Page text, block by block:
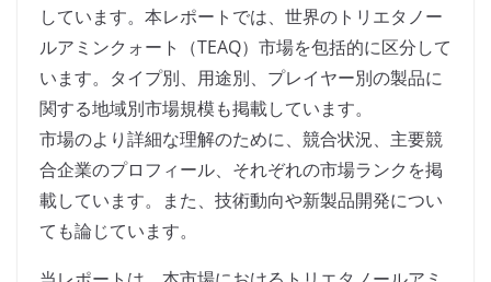
しています。本レポートでは、世界のトリエタノー
ルアミンクォート（TEAQ）市場を包括的に区分して
います。タイプ別、用途別、プレイヤー別の製品に
関する地域別市場規模も掲載しています。
市場のより詳細な理解のために、競合状況、主要競
合企業のプロフィール、それぞれの市場ランクを掲
載しています。また、技術動向や新製品開発につい
ても論じています。